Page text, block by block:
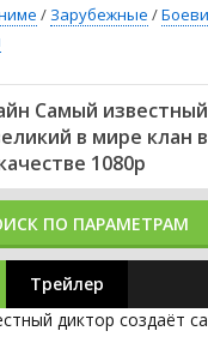
/ Зарубежные /
Самый
в мире клан
1080p
ПО ПАРАМЕТРАМ
Трейлер